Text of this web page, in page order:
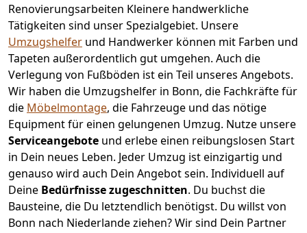
Renovierungsarbeiten Kleinere handwerkliche
Tätigkeiten sind unser Spezialgebiet. Unsere
Umzugshelfer und Handwerker können mit Farben und
Tapeten außerordentlich gut umgehen. Auch die
Verlegung von Fußböden ist ein Teil unseres Angebots.
Wir haben die Umzugshelfer in Bonn, die Fachkräfte für
die Möbelmontage, die Fahrzeuge und das nötige
Equipment für einen gelungenen Umzug. Nutze unsere
Serviceangebote und erlebe einen reibungslosen Start
in Dein neues Leben. Jeder Umzug ist einzigartig und
genauso wird auch Dein Angebot sein. Individuell auf
Deine Bedürfnisse zugeschnitten. Du buchst die
Bausteine, die Du letztendlich benötigst. Du willst von
Bonn nach Niederlandeziehen? Wir sind Dein Partner